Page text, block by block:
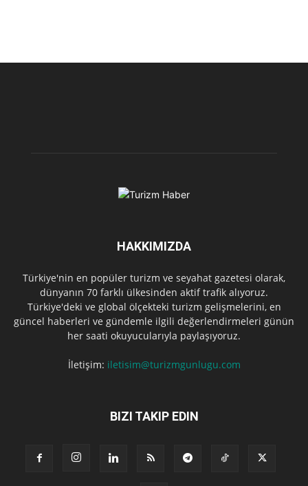
HAKKIMIZDA
Türkiye'nin en popüler turizm ve seyahat gazetesi olarak,
dünyanın 70 farklı ülkesinden aktif trafik alıyoruz.
Türkiye'deki ve global ölçekteki turizm gelişmelerini, en
güncel haberleri ve gündemle ilgili değerlendirmeleri günün
her saati okuyucularıyla paylaşıyoruz.
İletişim: iletisim@turizmgunlugu.com
BIZI TAKIP EDIN